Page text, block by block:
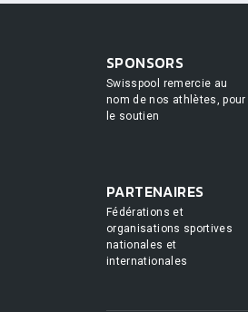
SPONSORS
Swisspool remercie au
nom de nos athlètes, pour
le soutien
PARTENAIRES
Fédérations et
organisations sportives
nationales et
internationales